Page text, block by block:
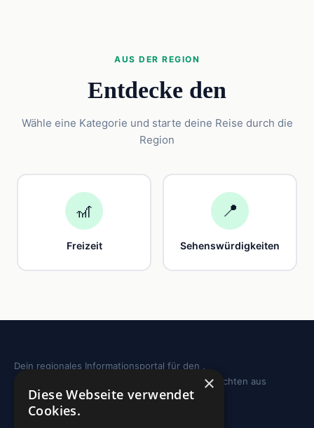
AUS DER REGION
Entdecke den
Wähle eine Kategorie und starte deine Reise durch die
Region
🎢
Freizeit
📍
Sehenswürdigkeiten
Dein regionales Informationsportal für den .
Sehenswürdigkeiten, Ausflugstipps und Geschichten aus
deiner Region.
×
Diese Webseite verwendet
Cookies.